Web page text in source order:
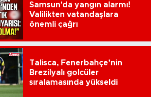
Samsun'da yangın alarmı!
Valilikten vatandaşlara
önemli çağrı
Talisca, Fenerbahçe’nin
Brezilyalı golcüler
sıralamasında yükseldi